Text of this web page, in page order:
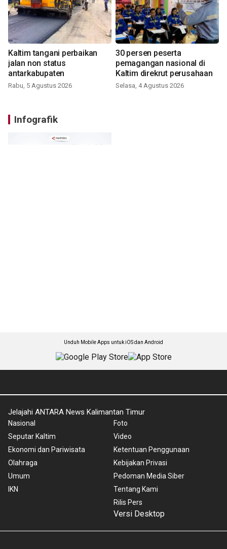
Kaltim tangani perbaikan
jalan non status
antarkabupaten
Rabu, 5 Agustus 2026
30 persen peserta
pemagangan nasional di
Kaltim direkrut perusahaan
Selasa, 4 Agustus 2026
Infografik
Unduh Mobile Apps untuk iOS dan Android
Jelajahi ANTARA News Kalimantan Timur
Nasional
Seputar Kaltim
Ekonomi dan Pariwisata
Olahraga
Umum
IKN
Foto
Video
Ketentuan Penggunaan
Kebijakan Privasi
Pedoman Media Siber
Tentang Kami
Rilis Pers
Versi Desktop